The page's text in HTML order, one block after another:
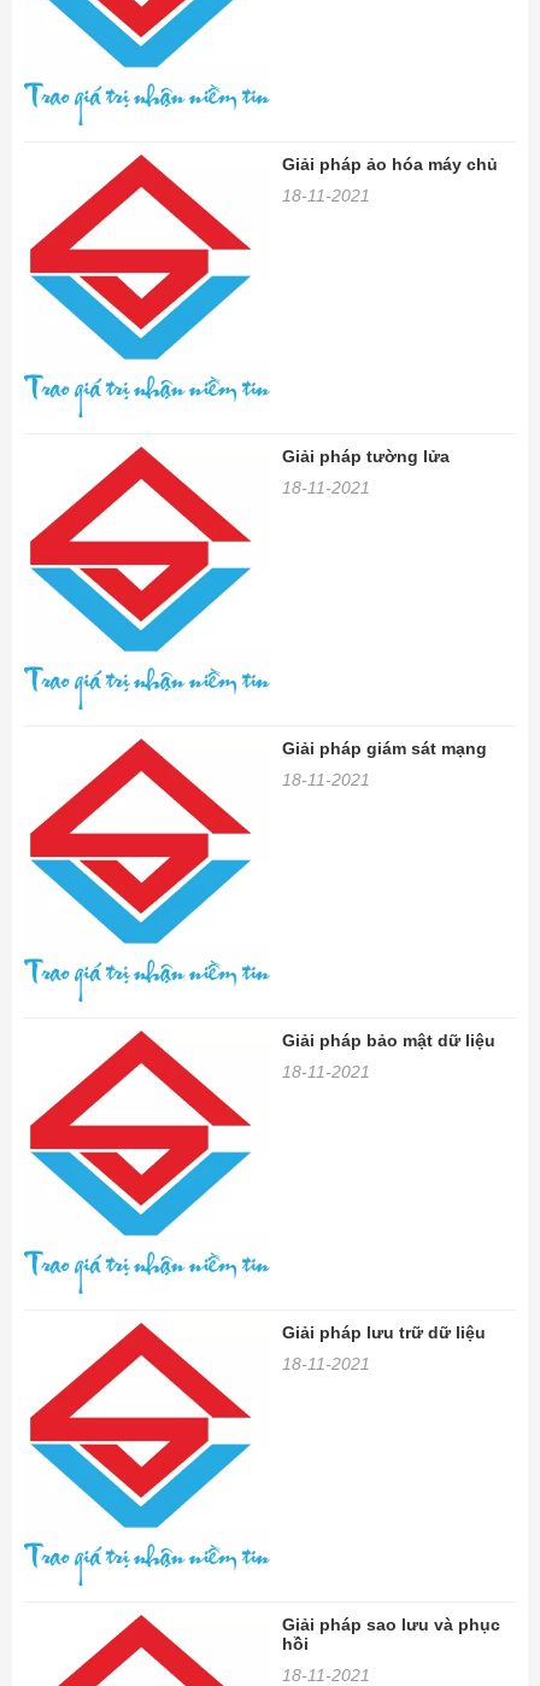
Giải pháp ảo hóa máy chủ
18-11-2021
Giải pháp tường lửa
18-11-2021
Giải pháp giám sát mạng
18-11-2021
Giải pháp bảo mật dữ liệu
18-11-2021
Giải pháp lưu trữ dữ liệu
18-11-2021
Giải pháp sao lưu và phục
hồi
18-11-2021